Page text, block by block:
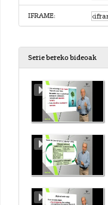
IFRAME:
Serie bereko bideoak